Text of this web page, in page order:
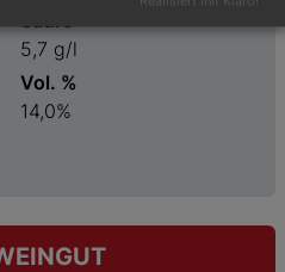
Säure
5,7 g/l
Vol. %
14,0%